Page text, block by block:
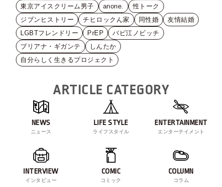
東京アイスクリーム男子
anone.
性トーク
ジブンヒストリー
チヒロックん家 同性婚
友情結婚
LGBTフレンドリー
PrEP
バビ江ノビッチ
ブリアナ・ギガンテ
しんたか
自分らしく生きるプロジェクト
ARTICLE CATEGORY
NEWS
ニュース
LIFE STYLE
ライフスタイル
ENTERTAINMENT
エンターテイメント
INTERVIEW
インタビュー
COMIC
コミック
COLUMN
コラム